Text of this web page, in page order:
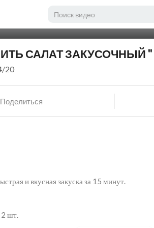
САЛАТ ЗАКУСОЧНЫЙ
20
Поделиться
и вкусная закуска за 15 минут.
2 шт.